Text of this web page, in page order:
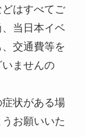
はすべてご
当日本イベ
交通費等を
ませんの
状がある場
お願いいた